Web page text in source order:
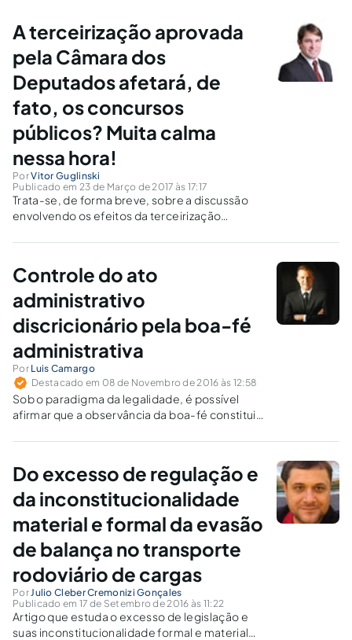
A terceirização aprovada
pela Câmara dos
Deputados afetará, de
fato, os concursos
públicos? Muita calma
nessa hora!
PorVitor Guglinski
Publicado em 23 de Março de 2017 às 17:17
Trata-se, de forma breve, sobre a discussão
envolvendo os efeitos da terceirização
Câmara dos Deputados, e os concursos
Controle do ato
administrativo
discricionário pela boa-fé
administrativa
Por Luis Camargo
Destacado em 08 de Novembro de 2016 às 12:58
Sob o paradigma da legalidade, é possível
afirmar que a observância da boa-fé constitui
discricionário?
Do excesso de regulação e
da inconstitucionalidade
material e formal da evasão
de balança no transporte
rodoviário de cargas
Por Julio Cleber Cremonizi Gonçales
Publicado em 17 de Setembro de 2016 às 11:22
Artigo que estuda o excesso de legislação e
suas inconstitucionalidade formal e material